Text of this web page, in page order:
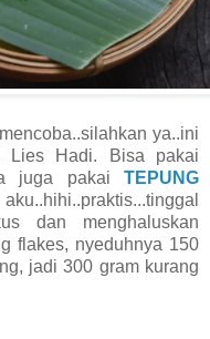
ya..ini
Lies Hadi. Bisa pakai
juga pakai TEPUNG
dan menghaluskan
flakes, nyeduhnya 150
jadi 300 gram kurang